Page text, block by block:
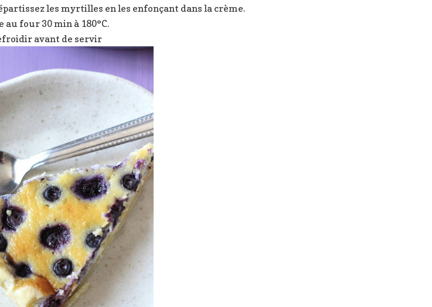
les myrtilles en les enfonçant dans la crème.
au four 30 min à 180°C.
avant de servir